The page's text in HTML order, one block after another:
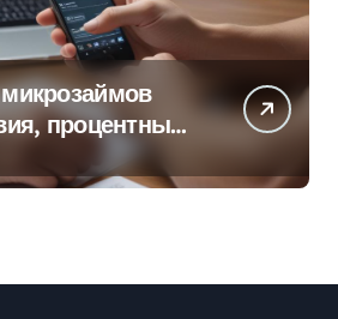
процентные
оформления